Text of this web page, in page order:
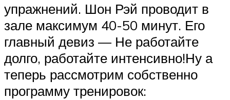
упражнений. Шон Рэй проводит в
зале максимум 40-50 минут. Его
главный девиз — Не работайте
долго, работайте интенсивно!Ну а
теперь рассмотрим собственно
программу тренировок: